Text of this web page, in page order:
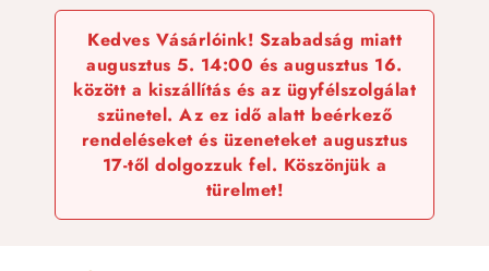
Kedves Vásárlóink! Szabadság miatt
augusztus 5. 14:00 és augusztus 16.
között a kiszállítás és az ügyfélszolgálat
szünetel. Az ez idő alatt beérkező
rendeléseket és üzeneteket augusztus
17-től dolgozzuk fel. Köszönjük a
türelmet!